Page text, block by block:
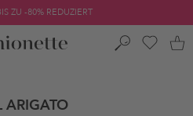
ZU -80% REDUZIERT
ARIGATO